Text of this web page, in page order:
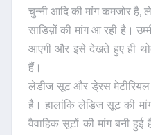
चुन्नी आदि की मांग कमजोर
साडिय़ों की मांग आ रही है।
आएगी और इसे देखते हुए ही
हैं।
लेडीज सूट और डे्रस
है। हालांकि लेडिज सूट की
वैवाहिक सूटों की मांग बनी हुई